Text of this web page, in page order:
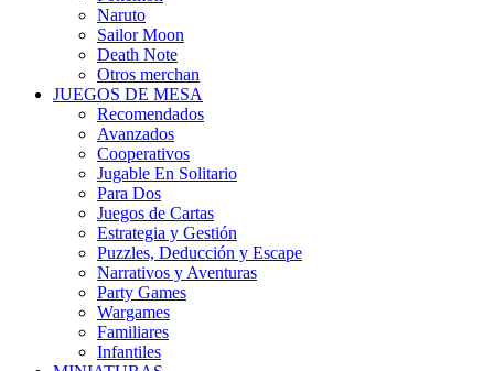
Naruto
Sailor Moon
Death Note
Otros merchan
JUEGOS DE MESA
Recomendados
Avanzados
Cooperativos
Jugable En Solitario
Para Dos
Juegos de Cartas
Estrategia y Gestión
Puzzles, Deducción y Escape
Narrativos y Aventuras
Party Games
Wargames
Familiares
Infantiles